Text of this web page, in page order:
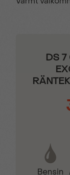
ISOFIX-
Android Auto
DS
Bensin